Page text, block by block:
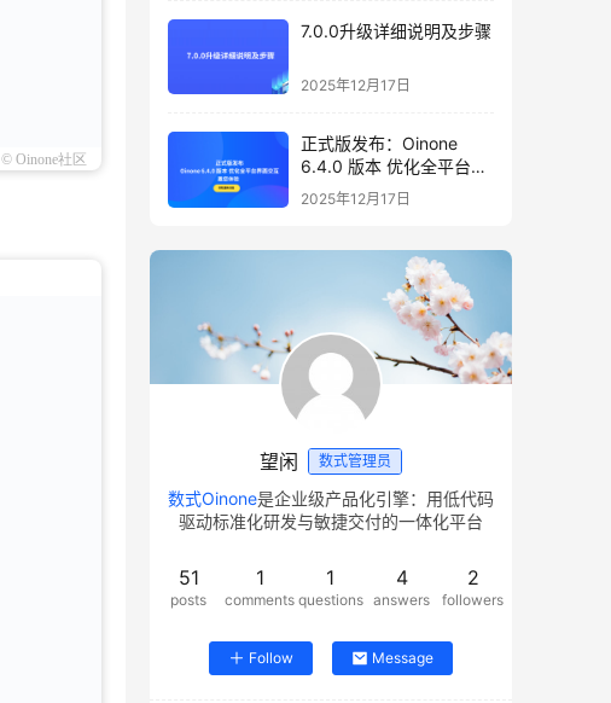
© Oinone社区
7.0.0升级详细说明及步骤
2025年12月17日
正式版发布：Oinone
6.4.0 版本 优化全平台界
面交互，邀您体验
2025年12月17日
望闲 数式管理员
数式Oinone是企业级产品化引擎：用低代码
驱动标准化研发与敏捷交付的一体化平台
51
posts
1
comments
1
questions
4
answers
2
followers
Follow Message